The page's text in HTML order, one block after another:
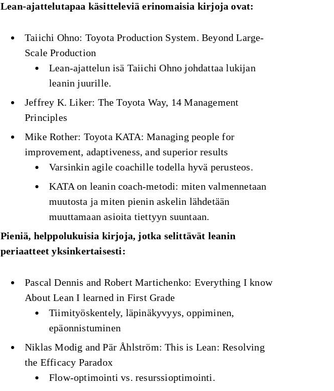
Lean-ajattelutapaa käsitteleviä erinomaisia kirjoja ovat:
Taiichi Ohno: Toyota Production System. Beyond Large-
Scale Production
Lean-ajattelun isä Taiichi Ohno johdattaa lukijan
leanin juurille.
Jeffrey K. Liker: The Toyota Way, 14 Management
Principles
Mike Rother: Toyota KATA: Managing people for
improvement, adaptiveness, and superior results
Varsinkin agile coachille todella hyvä perusteos.
KATA on leanin coach-metodi: miten valmennetaan
muutosta ja miten pienin askelin lähdetään
muuttamaan asioita tiettyyn suuntaan.
Pieniä, helppolukuisia kirjoja, jotka selittävät leanin
periaatteet yksinkertaisesti:
Pascal Dennis and Robert Martichenko: Everything I know
About Lean I learned in First Grade
Tiimityöskentely, läpinäkyvyys, oppiminen,
epäonnistuminen
Niklas Modig and Pär Åhlström: This is Lean: Resolving
the Efficacy Paradox
Flow-optimointi vs. resurssioptimointi.